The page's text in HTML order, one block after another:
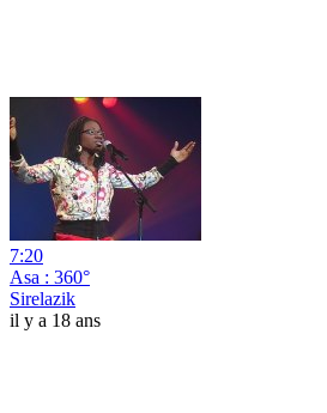
7:20
Asa : 360°
Sirelazik
il y a 18 ans